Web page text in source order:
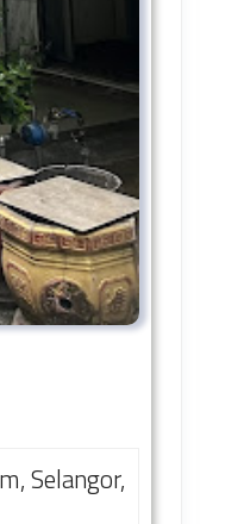
Selangor,